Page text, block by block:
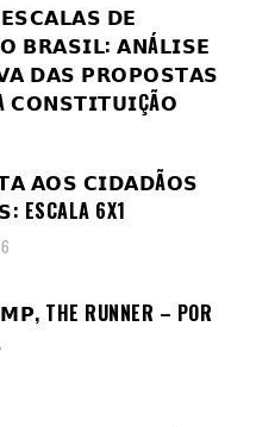
𝗗𝗘
𝗕𝗥𝗔𝗦𝗜𝗟: 𝗔𝗡Á𝗟𝗜𝗦𝗘
𝗗𝗔𝗦 𝗣𝗥𝗢𝗣𝗢𝗦𝗧𝗔𝗦
𝗔𝗢𝗦 𝗖𝗜𝗗𝗔𝗗Ã𝗢𝗦
6X1
RUNNER – POR